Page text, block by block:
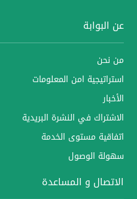
عن البوابة
من نحن
استراتيجية امن المعلومات
الأخبار
الاشتراك في النشرة البريدية
اتفاقية مستوى الخدمة
سهولة الوصول
الاتصال و المساعدة